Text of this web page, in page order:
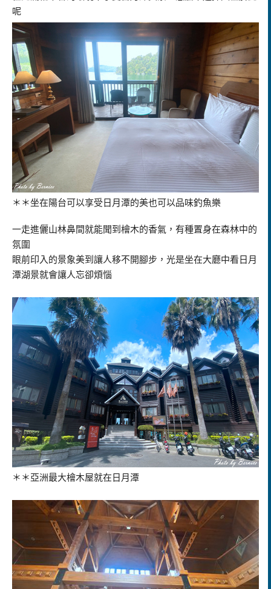
呢
＊＊坐在陽台可以享受日月潭的美也可以品味釣魚樂
一走進儷山林鼻間就能聞到檜木的香氣，有種置身在森林中的
氛圍
眼前印入的景象美到讓人移不開腳步，光是坐在大廳中看日月
潭湖景就會讓人忘卻煩惱
＊＊亞洲最大檜木屋就在日月潭